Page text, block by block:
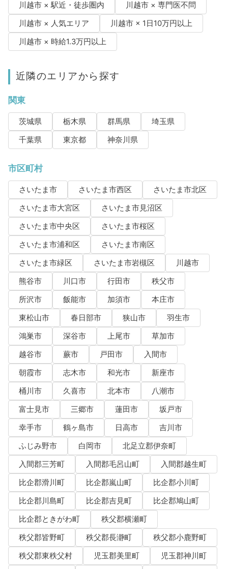
川越市 × 駅近・徒歩圏内
川越市 × 専門医不問
川越市 × 人気エリア
川越市 × 1日10万円以上
川越市 × 時給1.3万円以上
近隣のエリアから探す
関東
茨城県 栃木県 群馬県
埼玉県
千葉県
東京都 神奈川県
市区町村
さいたま市 さいたま市西区
さいたま市北区
さいたま市大宮区
さいたま市見沼区
さいたま市中央区
さいたま市桜区
さいたま市浦和区
さいたま市南区
さいたま市緑区
さいたま市岩槻区
川越市
熊谷市
川口市 行田市
秩父市
所沢市
飯能市 加須市
本庄市
東松山市
春日部市 狭山市
羽生市
鴻巣市
深谷市 上尾市
草加市
越谷市
蕨市 戸田市
入間市
朝霞市
志木市 和光市
新座市
桶川市
久喜市 北本市
八潮市
富士見市
三郷市 蓮田市
坂戸市
幸手市
鶴ヶ島市 日高市
吉川市
ふじみ野市
白岡市
北足立郡伊奈町
入間郡三芳町
入間郡毛呂山町
入間郡越生町
比企郡滑川町
比企郡嵐山町
比企郡小川町
比企郡川島町
比企郡吉見町
比企郡鳩山町
比企郡ときがわ町
秩父郡横瀬町
秩父郡皆野町
秩父郡長瀞町
秩父郡小鹿野町
秩父郡東秩父村
児玉郡美里町
児玉郡神川町